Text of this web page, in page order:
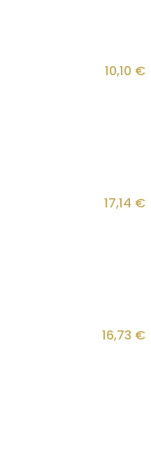
10,10 €
17,14 €
16,73 €